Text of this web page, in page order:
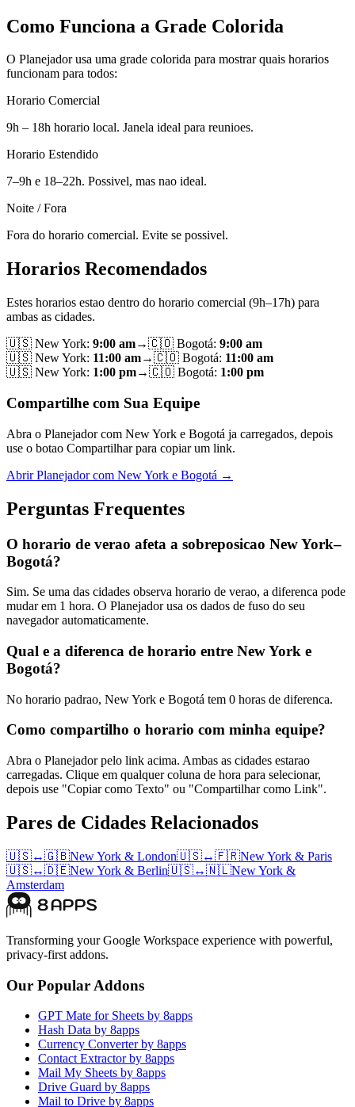
Como Funciona a Grade Colorida
O Planejador usa uma grade colorida para mostrar quais horarios
funcionam para todos:
Horario Comercial
9h – 18h horario local. Janela ideal para reunioes.
Horario Estendido
7–9h e 18–22h. Possivel, mas nao ideal.
Noite / Fora
Fora do horario comercial. Evite se possivel.
Horarios Recomendados
Estes horarios estao dentro do horario comercial (9h–17h) para
ambas as cidades.
🇺🇸 New York: 9:00 am→🇨🇴 Bogotá: 9:00 am
🇺🇸 New York: 11:00 am→🇨🇴 Bogotá: 11:00 am
🇺🇸 New York: 1:00 pm→🇨🇴 Bogotá: 1:00 pm
Compartilhe com Sua Equipe
Abra o Planejador com New York e Bogotá ja carregados, depois
use o botao Compartilhar para copiar um link.
Abrir Planejador com New York e Bogotá →
Perguntas Frequentes
O horario de verao afeta a sobreposicao New York–
Bogotá?
Sim. Se uma das cidades observa horario de verao, a diferenca pode
mudar em 1 hora. O Planejador usa os dados de fuso do seu
navegador automaticamente.
Qual e a diferenca de horario entre New York e
Bogotá?
No horario padrao, New York e Bogotá tem 0 horas de diferenca.
Como compartilho o horario com minha equipe?
Abra o Planejador pelo link acima. Ambas as cidades estarao
carregadas. Clique em qualquer coluna de hora para selecionar,
depois use "Copiar como Texto" ou "Compartilhar como Link".
Pares de Cidades Relacionados
🇺🇸↔🇬🇧New York & London🇺🇸↔🇫🇷New York & Paris
🇺🇸↔🇩🇪New York & Berlin🇺🇸↔🇳🇱New York &
Amsterdam
Transforming your Google Workspace experience with powerful,
privacy-first addons.
Our Popular Addons
GPT Mate for Sheets by 8apps
Hash Data by 8apps
Currency Converter by 8apps
Contact Extractor by 8apps
Mail My Sheets by 8apps
Drive Guard by 8apps
Mail to Drive by 8apps